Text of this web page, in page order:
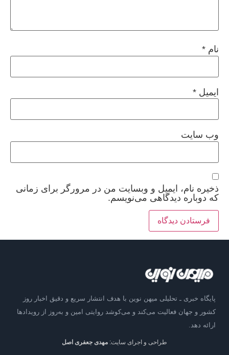
نام *
ایمیل *
وب‌ سایت
ذخیره نام، ایمیل و وبسایت من در مرورگر برای زمانی
که دوباره دیدگاهی می‌نویسم.
پایگاه خبری ـ تحلیلی میهن نوین با هدف انتشار سریع و دقیق اخبار روز
کشور و جهان فعالیت می‌کند و می‌کوشد روایتی امین و به‌روز از رویدادها
ارائه دهد.
طراحی و اجرای سایت: مهدی جعفری اصل